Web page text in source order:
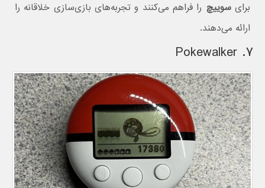
برایسوییچ را فراهم می‌کنند و تجربه‌های بازی‌سازی خلاقانه را
ارائه می‌دهند.
۷. Pokewalker